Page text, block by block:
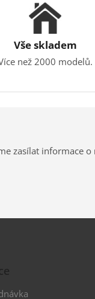
Vše skladem
než 2000 modelů.
zasílat informace